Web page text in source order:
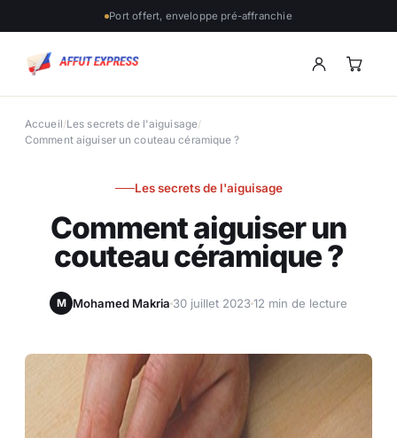
Port offert, enveloppe pré-affranchie
Accueil/Les secrets de l'aiguisage/
Comment aiguiser un couteau céramique ?
Les secrets de l'aiguisage
Comment aiguiser un
couteau céramique ?
M Mohamed Makria 30 juillet 202312 min de lecture